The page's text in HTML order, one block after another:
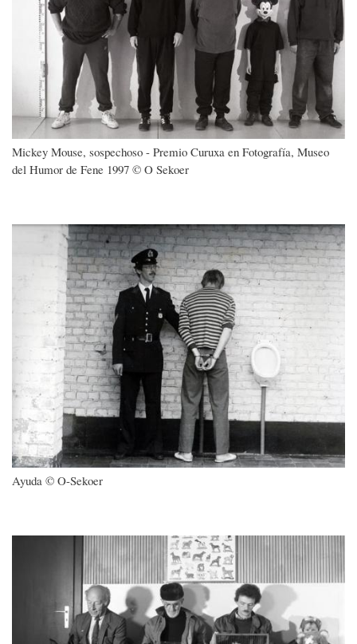
Mickey Mouse, sospechoso - Premio Curuxa en Fotografía, Museo
del Humor de Fene 1997 © O Sekoer
Imagen
Ayuda © O-Sekoer